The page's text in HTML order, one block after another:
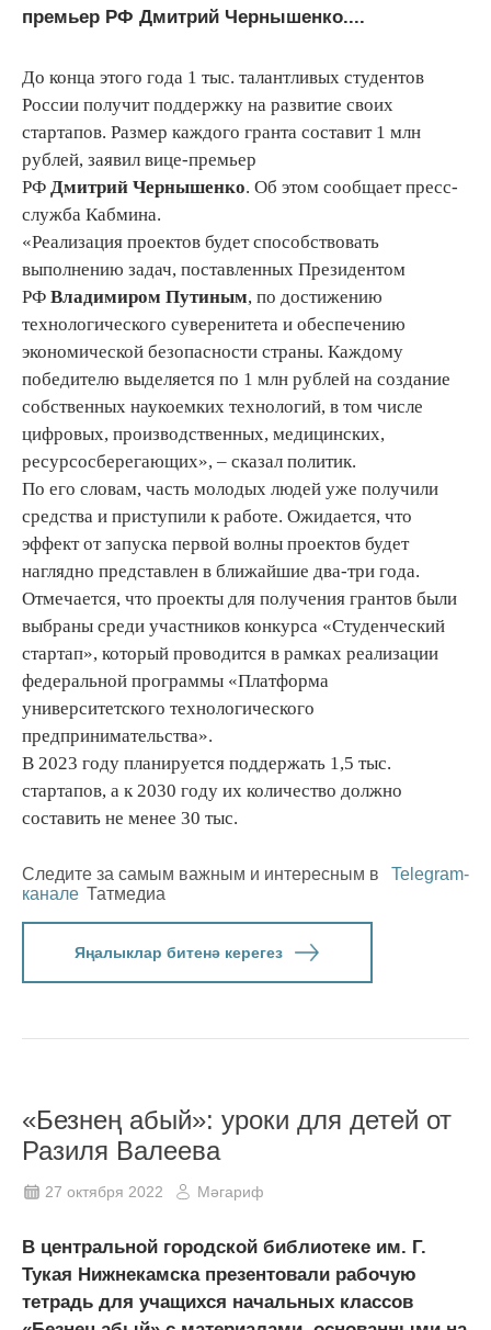
премьер РФ Дмитрий Чернышенко....
До конца этого года 1 тыс. талантливых студентов
России получит поддержку на развитие своих
стартапов. Размер каждого гранта составит 1 млн
рублей, заявил вице-премьер
РФ Дмитрий Чернышенко. Об этом сообщает пресс-
служба Кабмина.
«Реализация проектов будет способствовать
выполнению задач, поставленных Президентом
РФ Владимиром Путиным, по достижению
технологического суверенитета и обеспечению
экономической безопасности страны. Каждому
победителю выделяется по 1 млн рублей на создание
собственных наукоемких технологий, в том числе
цифровых, производственных, медицинских,
ресурсосберегающих», – сказал политик.
По его словам, часть молодых людей уже получили
средства и приступили к работе. Ожидается, что
эффект от запуска первой волны проектов будет
наглядно представлен в ближайшие два-три года.
Отмечается, что проекты для получения грантов были
выбраны среди участников конкурса «Студенческий
стартап», который проводится в рамках реализации
федеральной программы «Платформа
университетского технологического
предпринимательства».
В 2023 году планируется поддержать 1,5 тыс.
стартапов, а к 2030 году их количество должно
составить не менее 30 тыс.
Следите за самым важным и интересным в
Telegram-
канале Татмедиа
Яңалыклар битенә керегез
«Безнең абый»: уроки для детей от
Разиля Валеева
27 октября 2022 Мәгариф
В центральной городской библиотеке им. Г.
Тукая Нижнекамска презентовали рабочую
тетрадь для учащихся начальных классов